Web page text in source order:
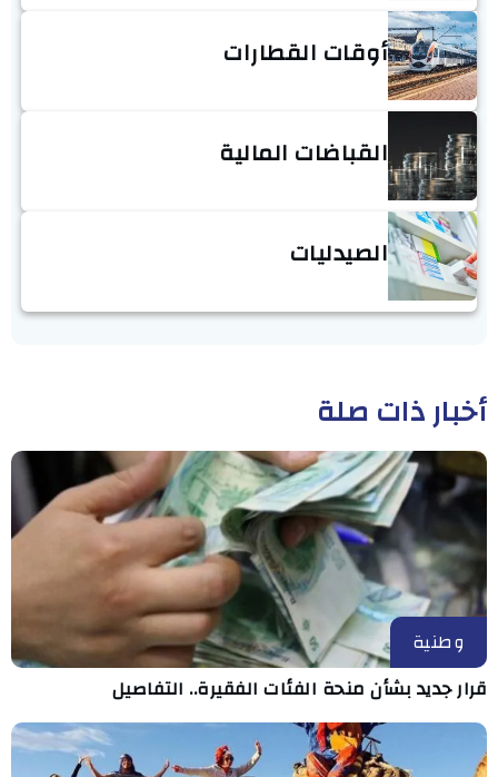
أوقات القطارات
القباضات المالية
الصيدليات
أخبار ذات صلة
وطنية
قرار جديد بشأن منحة الفئات الفقيرة.. التفاصيل